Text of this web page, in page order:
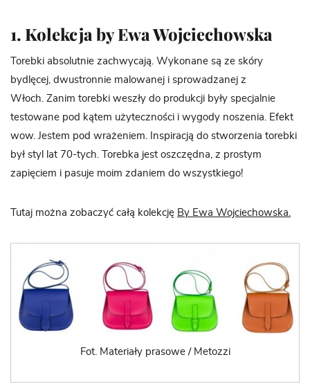
1. Kolekcja by Ewa Wojciechowska
Torebki absolutnie zachwycają. Wykonane są ze skóry
bydlęcej, dwustronnie malowanej i sprowadzanej z
Włoch. Zanim torebki weszły do produkcji były specjalnie
testowane pod kątem użyteczności i wygody noszenia. Efekt
wow. Jestem pod wrażeniem. Inspiracją do stworzenia torebki
był styl lat 70-tych. Torebka jest oszczędna, z prostym
zapięciem i pasuje moim zdaniem do wszystkiego!
Tutaj można zobaczyć całą kolekcję By Ewa Wojciechowska.
Fot. Materiały prasowe / Metozzi